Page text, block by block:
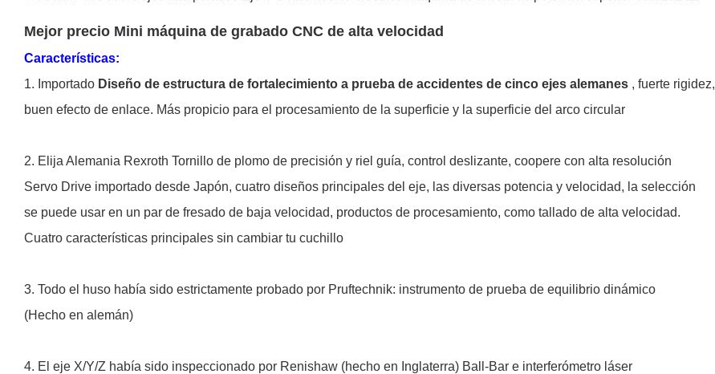
Mejor precio Mini máquina de grabado CNC de alta velocidad
Características:
1. Importado Diseño de estructura de fortalecimiento a prueba de accidentes de cinco ejes alemanes , fuerte rigidez,
buen efecto de enlace. Más propicio para el procesamiento de la superficie y la superficie del arco circular
2. Elija Alemania Rexroth Tornillo de plomo de precisión y riel guía, control deslizante, coopere con alta resolución
Servo Drive importado desde Japón, cuatro diseños principales del eje, las diversas potencia y velocidad, la selección
se puede usar en un par de fresado de baja velocidad, productos de procesamiento, como tallado de alta velocidad.
Cuatro características principales sin cambiar tu cuchillo
3. Todo el huso había sido estrictamente probado por Pruftechnik: instrumento de prueba de equilibrio dinámico
(Hecho en alemán)
4. El eje X/Y/Z había sido inspeccionado por Renishaw (hecho en Inglaterra) Ball-Bar e interferómetro láser